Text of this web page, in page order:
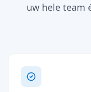
uw hele team